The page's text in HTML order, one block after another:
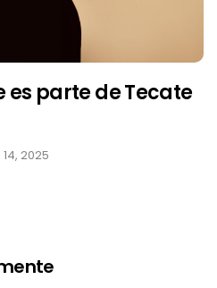
es parte de Tecate
2025